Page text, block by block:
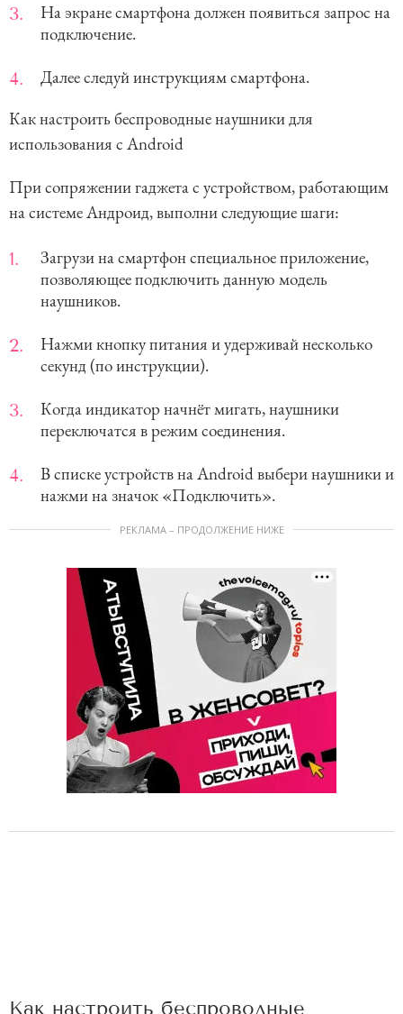
На экране смартфона должен появиться запрос на
подключение.
Далее следуй инструкциям смартфона.
Как настроить беспроводные наушники для
использования с Android
При сопряжении гаджета с устройством, работающим
на системе Андроид, выполни следующие шаги:
Загрузи на смартфон специальное приложение,
позволяющее подключить данную модель
наушников.
Нажми кнопку питания и удерживай несколько
секунд (по инструкции).
Когда индикатор начнёт мигать, наушники
переключатся в режим соединения.
В списке устройств на Android выбери наушники и
нажми на значок «Подключить».
РЕКЛАМА – ПРОДОЛЖЕНИЕ НИЖЕ
Как настроить беспроводные